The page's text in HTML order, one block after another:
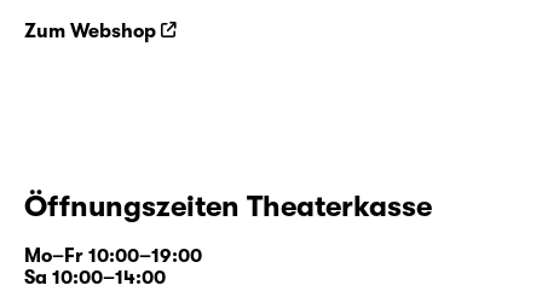
Zum Webshop
Öffnungszeiten Theaterkasse
Mo–Fr 10:00–19:00
Sa 10:00–14:00